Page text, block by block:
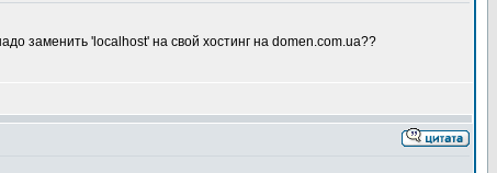
заменить 'localhost' на свой хостинг на domen.com.ua??